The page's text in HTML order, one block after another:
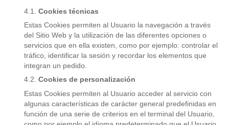
Cookies técnicas
Estas Cookies permiten al Usuario la navegación a través
del Sitio Web y la utilización de las diferentes opciones o
servicios que en ella existen, como por ejemplo: controlar el
tráfico, identificar la sesión y recordar los elementos que
integran un pedido.
Cookies de personalización
Estas Cookies permiten al Usuario acceder al servicio con
algunas características de carácter general predefinidas en
función de una serie de criterios en el terminal del Usuario,